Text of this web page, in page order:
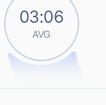
03:06
AVG